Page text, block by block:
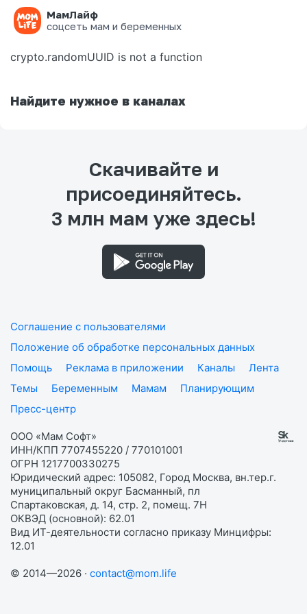
МамЛайф
соцсеть мам и беременных
Ошибка на странице
crypto.randomUUID is not a function
Найдите нужное в каналах
Скачивайте и
присоединяйтесь.
3 млн мам уже здесь!
Соглашение с пользователями
Положение об обработке персональных данных
Помощь
Реклама в приложении Каналы
Лента
Темы
Беременным Мамам
Планирующим
Пресс-центр
ООО «Мам Софт»
ИНН/КПП 7707455220 / 770101001
ОГРН 1217700330275
Юридический адрес: 105082, Город Москва, вн.тер.г.
муниципальный округ Басманный, пл
Спартаковская, д. 14, стр. 2, помещ. 7Н
ОКВЭД (основной): 62.01
Вид ИТ-деятельности согласно приказу Минцифры:
12.01
© 2014—2026 · contact@mom.life